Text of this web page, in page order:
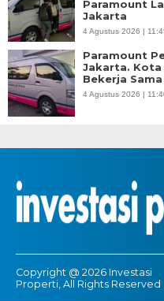
Paramount
Jakarta
4 Agustus 2026 |
Paramount
Jakarta. Kota
Bekerja
4 Agustus 2026 |
Copyright @ 2026 Investasi
Properti, All Rights Reserved